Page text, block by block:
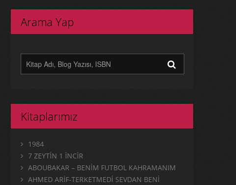
Arama Yap
Kitaplarımız
1984
7 ZEYTİN 1 İNCİR
ABOUBAKAR – BENİM FUTBOL KAHRAMANIM
AHMED ARİF-TERKETMEDİ SEVDAN BENİ